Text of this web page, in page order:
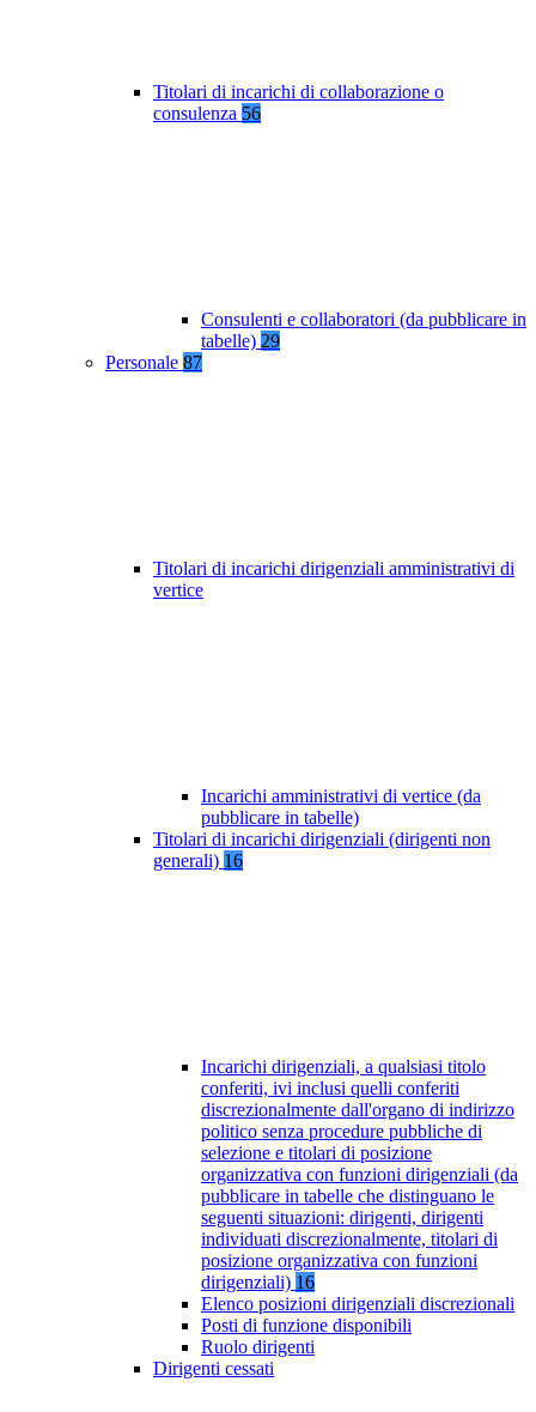
Titolari di incarichi di collaborazione o
consulenza 56
Consulenti e collaboratori (da pubblicare in
tabelle) 29
Personale 87
Titolari di incarichi dirigenziali amministrativi di
vertice
Incarichi amministrativi di vertice (da
pubblicare in tabelle)
Titolari di incarichi dirigenziali (dirigenti non
generali) 16
Incarichi dirigenziali, a qualsiasi titolo
conferiti, ivi inclusi quelli conferiti
discrezionalmente dall'organo di indirizzo
politico senza procedure pubbliche di
selezione e titolari di posizione
organizzativa con funzioni dirigenziali (da
pubblicare in tabelle che distinguano le
seguenti situazioni: dirigenti, dirigenti
individuati discrezionalmente, titolari di
posizione organizzativa con funzioni
dirigenziali) 16
Elenco posizioni dirigenziali discrezionali
Posti di funzione disponibili
Ruolo dirigenti
Dirigenti cessati